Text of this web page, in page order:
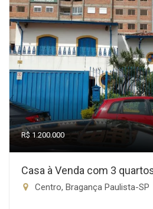
R$ 1.200.000
Casa à Venda com 3
Centro, Bragança Paulista-SP